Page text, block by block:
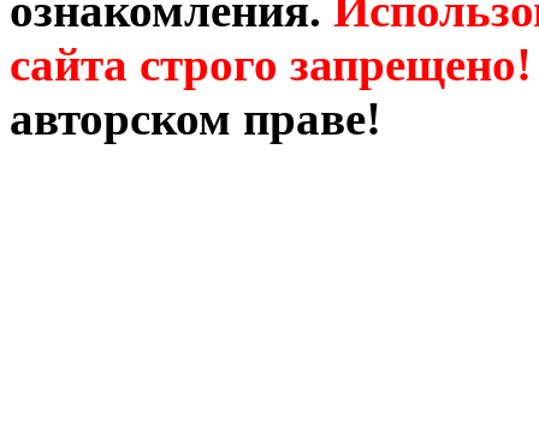
ознакомления.
сайта строго запрещено!
авторском праве!